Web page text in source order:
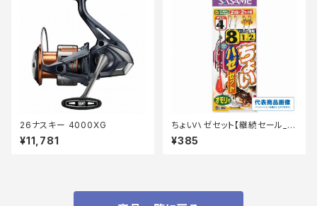
26ナスキー 4000XG
¥11,781
ちょいハゼセット【継続セール_仕
掛】
¥385